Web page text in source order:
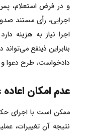
و در فرض استعلام،
اجرایی، رأی مستند
اجرا نیاز به هزینه
بنابراین ذینفع
دادخواست، طرح دعوا و
عدم امکان اعاده
ممکن است با اجرای
نتیجه آن تغییرات،